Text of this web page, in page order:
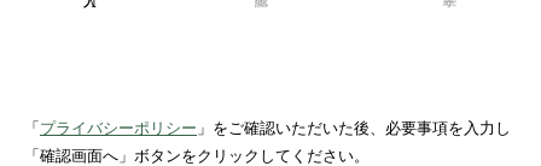
「 プライバシーポリシー 」をご確認いただいた後、必要事項を入力し
「確認画面へ」ボタンをクリックしてください。